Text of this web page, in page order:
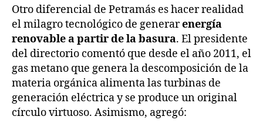
Otro diferencial de Petramás es hacer realidad
el milagro tecnológico de generarenergía
renovable a partir de la basura. El presidente
del directorio comentó que desde el año 2011, el
gas metano que genera la descomposición de la
materia orgánica alimenta las turbinas de
generación eléctrica y se produce un original
círculo virtuoso. Asimismo, agregó: